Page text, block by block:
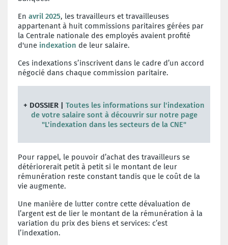
En avril 2025, les travailleurs et travailleuses
appartenant à huit commissions paritaires gérées par
la Centrale nationale des employés avaient profité
d'une indexation de leur salaire.
Ces indexations s’inscrivent dans le cadre d’un accord
négocié dans chaque commission paritaire.
+ DOSSIER | Toutes les informations sur l'indexation
de votre salaire sont à découvrir sur notre page
"L'indexation dans les secteurs de la CNE"
Pour rappel, le pouvoir d’achat des travailleurs se
détériorerait petit à petit si le montant de leur
rémunération reste constant tandis que le coût de la
vie augmente.
Une manière de lutter contre cette dévaluation de
l’argent est de lier le montant de la rémunération à la
variation du prix des biens et services: c’est
l’indexation.